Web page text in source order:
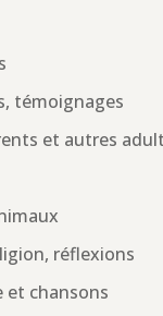
témoignages
et autres
réflexions
et chansons